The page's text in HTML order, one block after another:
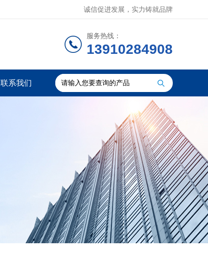
诚信促进发展，实力铸就品牌
服务热线：
13910284908
联系我们